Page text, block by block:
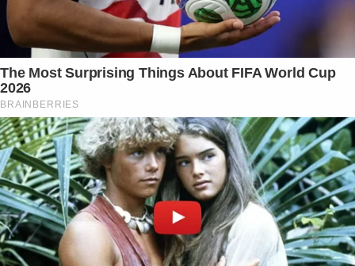
The Most Surprising Things About FIFA World Cup
2026
BRAINBERRIES